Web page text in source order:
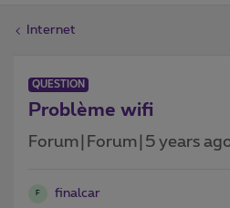
Internet
QUESTION
Problème wifi
Forum|Forum|5 years
F finalcar